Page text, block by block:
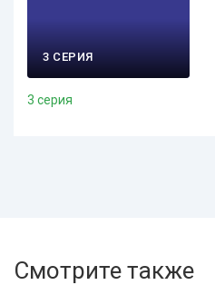
3 СЕРИЯ
3 серия
Смотрите также